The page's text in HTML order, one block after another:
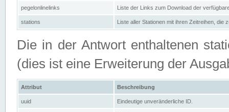
pegelonlinelinks Liste der Links zum Download der
stations Liste aller Stationen mit ihren Zeitreihen, die
Die in der Antwort enthaltenen
(dies ist eine Erweiterung der
Attribut Beschreibung
uuid Eindeutige unveränderliche ID.